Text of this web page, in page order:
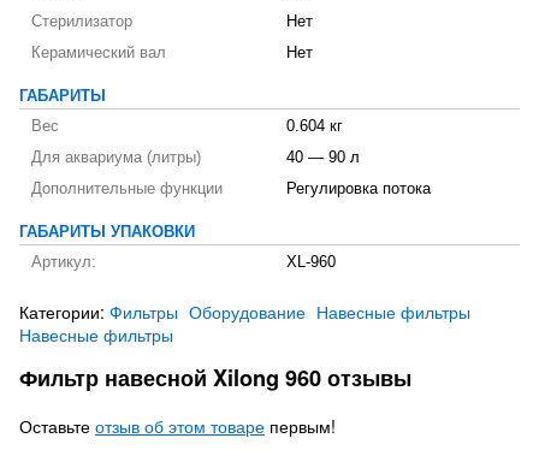
Стерилизатор
Нет
Керамический вал
Нет
ГАБАРИТЫ
Вес
0.604 кг
Для аквариума (литры)
40 — 90 л
Дополнительные функции
Регулировка потока
ГАБАРИТЫ УПАКОВКИ
Артикул:
XL-960
Категории: Фильтры Оборудование Навесные фильтры
Навесные фильтры
Фильтр навесной Xilong 960 отзывы
Оставьте отзыв об этом товаре первым!